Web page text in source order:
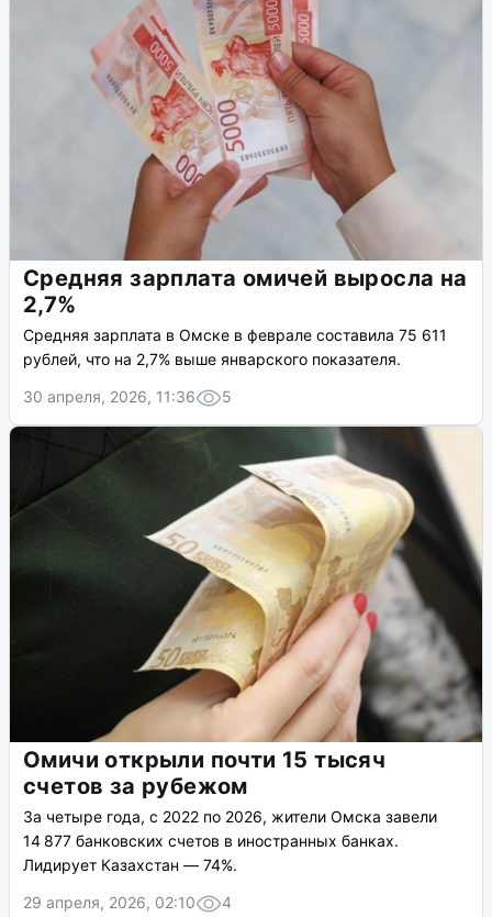
Средняя зарплата омичей выросла на
2,7%
Средняя зарплата в Омске в феврале составила 75 611
рублей, что на 2,7% выше январского показателя.
30 апреля, 2026, 11:36
5
Омичи открыли почти 15 тысяч
счетов за рубежом
За четыре года, с 2022 по 2026, жители Омска завели
14 877 банковских счетов в иностранных банках.
Лидирует Казахстан — 74%.
29 апреля, 2026, 02:10
4